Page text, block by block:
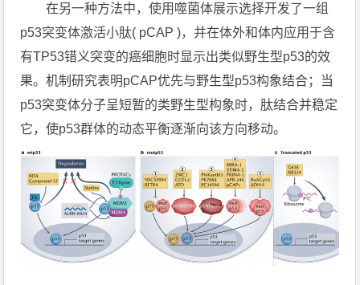
在另一种方法中，使用噬菌体展示选择开发了一组
p53突变体激活小肽( pCAP )，并在体外和体内应用于含
有TP53错义突变的癌细胞时显示出类似野生型p53的效
果。机制研究表明pCAP优先与野生型p53构象结合；当
p53突变体分子呈短暂的类野生型构象时，肽结合并稳定
它，使p53群体的动态平衡逐渐向该方向移动。